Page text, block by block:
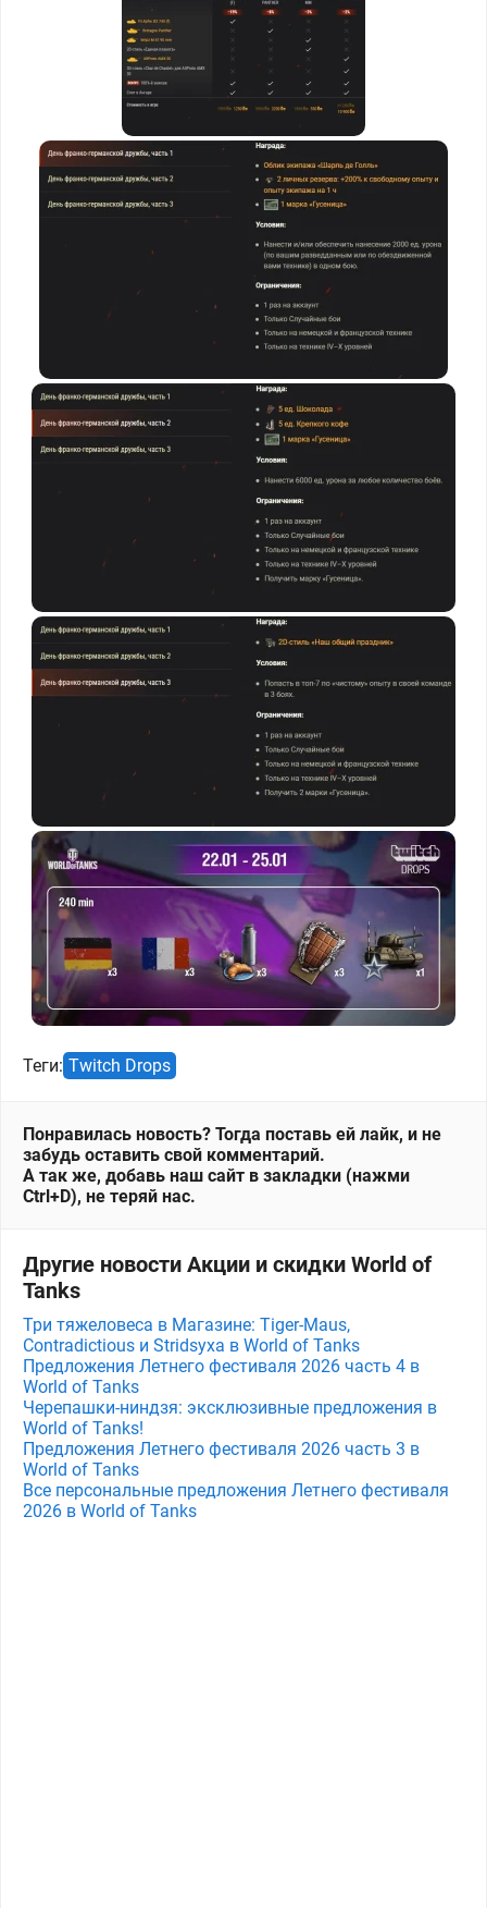
Теги: Twitch Drops
Понравилась новость? Тогда поставь ей лайк, и не
забудь оставить свой комментарий.
А так же, добавь наш сайт в закладки (нажми
Ctrl+D), не теряй нас.
Другие новости Акции и скидки World of
Tanks
Три тяжеловеса в Магазине: Tiger-Maus,
Contradictious и Stridsyxa в World of Tanks
Предложения Летнего фестиваля 2026 часть 4 в
World of Tanks
Черепашки-ниндзя: эксклюзивные предложения в
World of Tanks!
Предложения Летнего фестиваля 2026 часть 3 в
World of Tanks
Все персональные предложения Летнего фестиваля
2026 в World of Tanks